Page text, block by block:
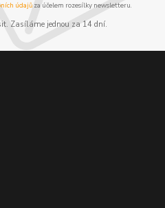
údajůza účelem rozesílky newsletteru.
Zasíláme jednou za 14 dní.